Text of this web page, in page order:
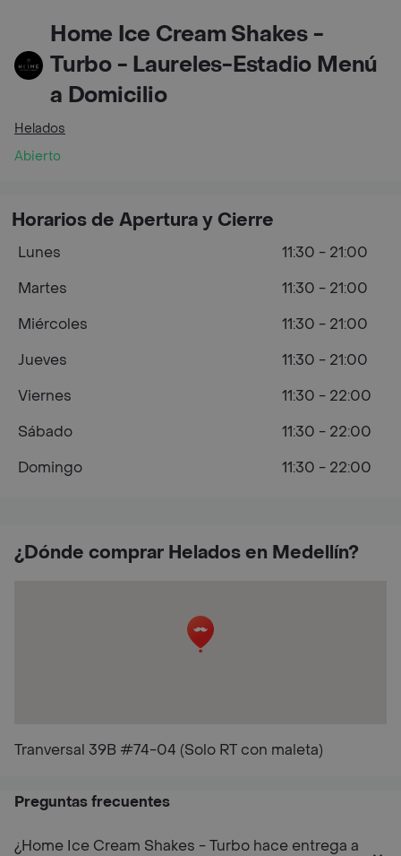
Home Ice Cream Shakes -
Turbo - Laureles-Estadio Menú
a Domicilio
Helados
Abierto
¿Dónde comprar Helados en Medellín?
Tranversal 39B #74-04 (Solo RT con maleta)
Horarios de Apertura y Cierre
Lunes
11:30 - 21:00
Martes
11:30 - 21:00
Miércoles
11:30 - 21:00
Jueves
11:30 - 21:00
Viernes
11:30 - 22:00
Sábado
11:30 - 22:00
Domingo
11:30 - 22:00
Preguntas frecuentes
¿Home Ice Cream Shakes - Turbo hace entrega a